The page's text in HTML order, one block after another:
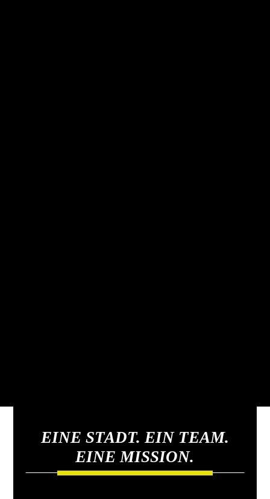
EINE STADT. EIN TEAM.
EINE MISSION.